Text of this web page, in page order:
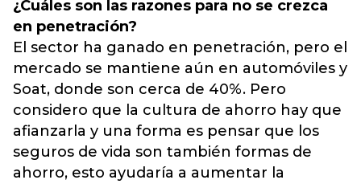
¿Cuáles son las razones para no se crezca
en penetración?
El sector ha ganado en penetración, pero el
mercado se mantiene aún en automóviles y
Soat, donde son cerca de 40%. Pero
considero que la cultura de ahorro hay que
afianzarla y una forma es pensar que los
seguros de vida son también formas de
ahorro, esto ayudaría a aumentar la